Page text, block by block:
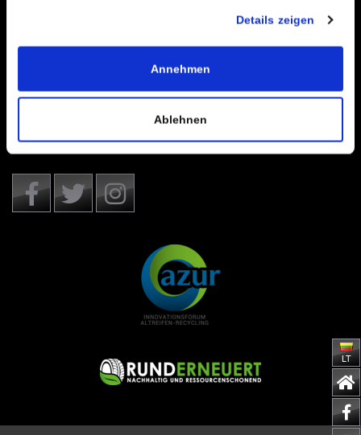
Details zeigen
Annehmen
Ablehnen
LT
49201 Dissen a. T. W.